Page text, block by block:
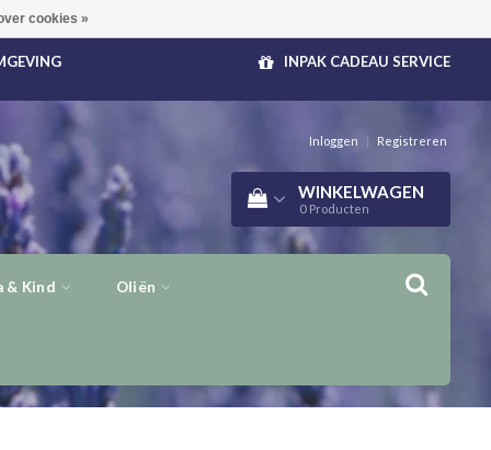
INPAK CADEAU SERVICE
Inloggen | Registreren
WINKELWAGEN
0 Producten
& Kind Oliën
cookies »